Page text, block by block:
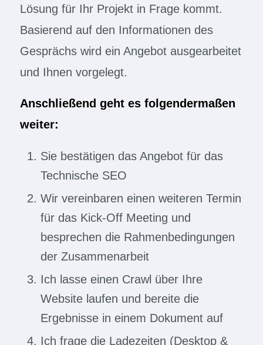
Lösung für Ihr Projekt in Frage kommt.
Basierend auf den Informationen des
Gesprächs wird ein Angebot ausgearbeitet
und Ihnen vorgelegt.
Anschließend geht es folgendermaßen
weiter:
Sie bestätigen das Angebot für das
Technische SEO
Wir vereinbaren einen weiteren Termin
für das Kick-Off Meeting und
besprechen die Rahmenbedingungen
der Zusammenarbeit
Ich lasse einen Crawl über Ihre
Website laufen und bereite die
Ergebnisse in einem Dokument auf
Ich frage die Ladezeiten (Desktop &